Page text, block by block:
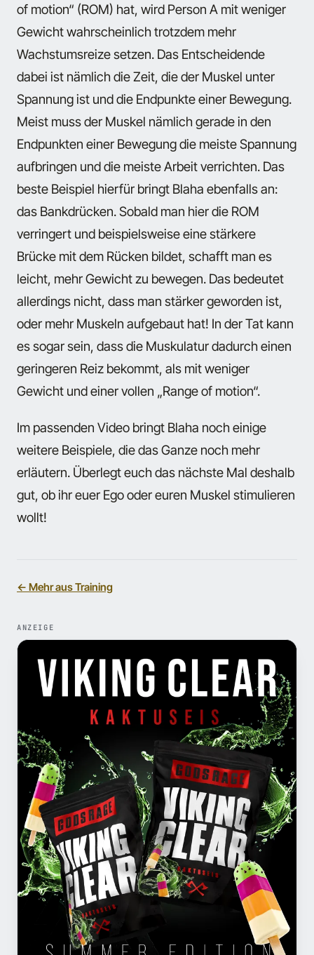
of motion“ (ROM) hat, wird Person A mit weniger
Gewicht wahrscheinlich trotzdem mehr
Wachstumsreize setzen. Das Entscheidende
dabei ist nämlich die Zeit, die der Muskel unter
Spannung ist und die Endpunkte einer Bewegung.
Meist muss der Muskel nämlich gerade in den
Endpunkten einer Bewegung die meiste Spannung
aufbringen und die meiste Arbeit verrichten. Das
beste Beispiel hierfür bringt Blaha ebenfalls an:
das Bankdrücken. Sobald man hier die ROM
verringert und beispielsweise eine stärkere
Brücke mit dem Rücken bildet, schafft man es
leicht, mehr Gewicht zu bewegen. Das bedeutet
allerdings nicht, dass man stärker geworden ist,
oder mehr Muskeln aufgebaut hat! In der Tat kann
es sogar sein, dass die Muskulatur dadurch einen
geringeren Reiz bekommt, als mit weniger
Gewicht und einer vollen „Range of motion“.
Im passenden Video bringt Blaha noch einige
weitere Beispiele, die das Ganze noch mehr
erläutern. Überlegt euch das nächste Mal deshalb
gut, ob ihr euer Ego oder euren Muskel stimulieren
wollt!
← Mehr aus Training
ANZEIGE